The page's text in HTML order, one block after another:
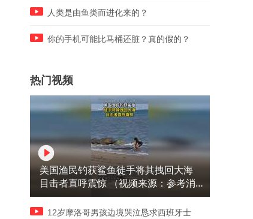
河北94岁爷爷，参加淮海战
待遇咋样？
营级干部转业，到上海当厂
人类是由鱼类而进化来的？
你的手机可能比马桶还脏？真的假的？
热门视频
美国渔民钓获鲨鱼徒手将其拽回大海
目击者直呼震惊 （视频来源：参考消
息）
12岁摩洛哥男孩边境哭泣恳求西班牙士